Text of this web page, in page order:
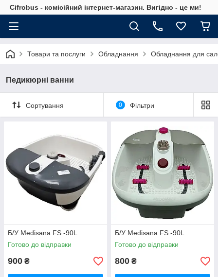
Cifrobus - комiсiйний iнтернет-магазин. Вигiдно - це ми!
Товари та послуги Обладнання Обладнання для
Педикюрні ванни
Сортування 0 Фільтри
Б/У Medisana FS -90L
Готово до відправки
900 ₴
Б/У Medisana FS -90L
Готово до відправки
800 ₴